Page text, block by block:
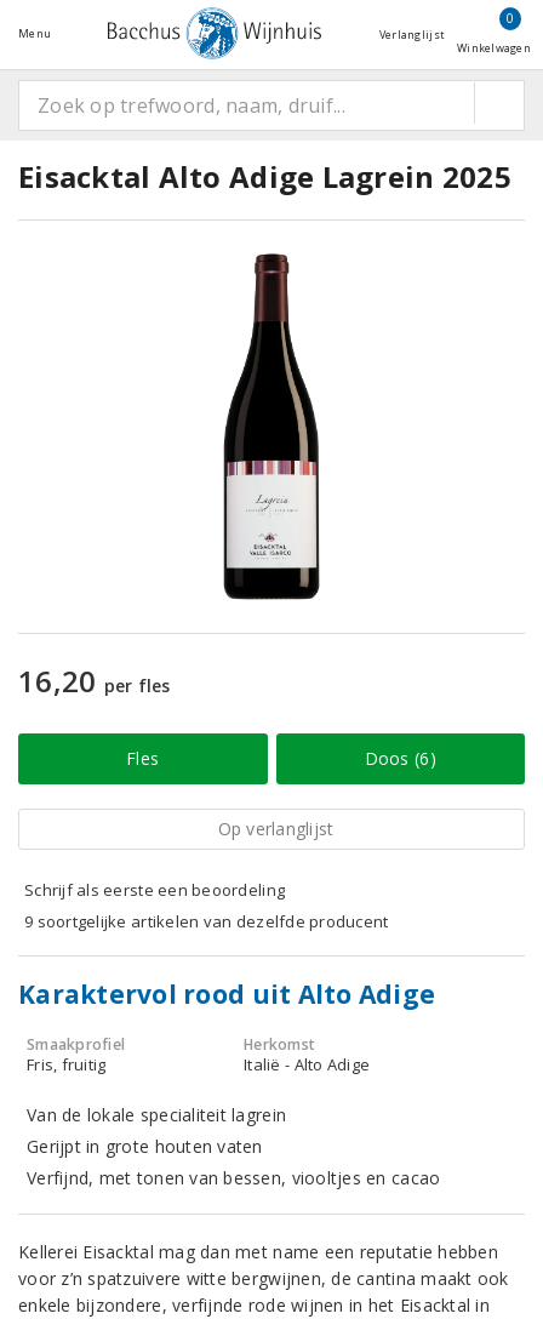
Menu Verlanglijst
0
Winkelwagen
Eisacktal Alto Adige Lagrein 2025
16,20 per fles
Fles Doos (6)
Op verlanglijst
Schrijf als eerste een beoordeling
9 soortgelijke artikelen van dezelfde producent
Karaktervol rood uit Alto Adige
Smaakprofiel
Fris, fruitig
Herkomst
Italië - Alto Adige
Van de lokale specialiteit lagrein
Gerijpt in grote houten vaten
Verfijnd, met tonen van bessen, viooltjes en cacao
Kellerei Eisacktal mag dan met name een reputatie hebben
voor z’n spatzuivere witte bergwijnen, de cantina maakt ook
enkele bijzondere, verfijnde rode wijnen in het Eisacktal in